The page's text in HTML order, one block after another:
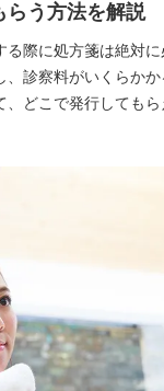
らう方法を解説
る際に処方箋は絶対
、診察料がいくらか
、どこで発行しても